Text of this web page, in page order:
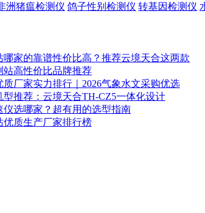
洲猪瘟检测仪 鸽子性别检测仪 转基因检测仪
哪家的靠谱性价比高？推荐云境天合这两款
站高性价比品牌推荐
厂家实力排行｜2026气象水文采购优选
型推荐：云境天合TH-CZ5一体化设计
仪选哪家？超有用的选型指南
优质生产厂家排行榜